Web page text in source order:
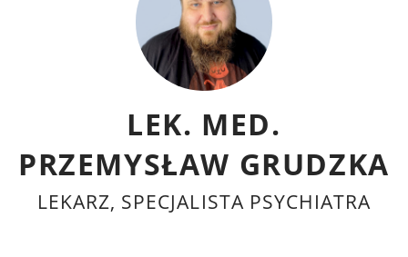
LEK. MED.
PRZEMYSŁAW GRUDZKA
LEKARZ, SPECJALISTA PSYCHIATRA